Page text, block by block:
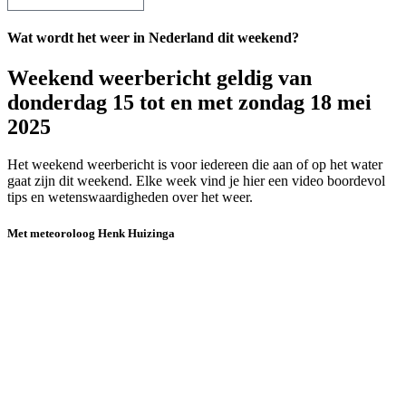
Wat wordt het weer in Nederland dit weekend?
Weekend weerbericht geldig van
donderdag 15 tot en met zondag 18 mei
2025
Het weekend weerbericht is voor iedereen die aan of op het water
gaat zijn dit weekend. Elke week vind je hier een video boordevol
tips en wetenswaardigheden over het weer.
Met meteoroloog Henk Huizinga